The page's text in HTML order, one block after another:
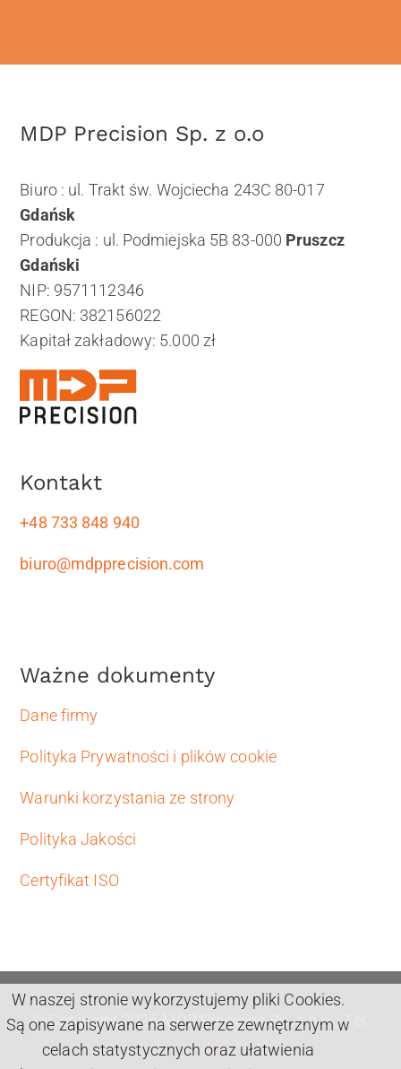
MDP Precision Sp. z o.o
Biuro : ul. Trakt św. Wojciecha 243C 80-017
Gdańsk
Produkcja : ul. Podmiejska 5B 83-000 Pruszcz
Gdański
NIP: 9571112346
REGON: 382156022
Kapitał zakładowy: 5.000 zł
Kontakt
+48 733 848 940
biuro@mdpprecision.com
Ważne dokumenty
Dane firmy
Polityka Prywatności i plików cookie
Warunki korzystania ze strony
Polityka Jakości
Certyfikat ISO
© Copyright 2026 MDP Precision Sp. z o.o. | Tel.
+48 733 848 940
W naszej stronie wykorzystujemy pliki Cookies.
Są one zapisywane na serwerze zewnętrznym w
celach statystycznych oraz ułatwienia